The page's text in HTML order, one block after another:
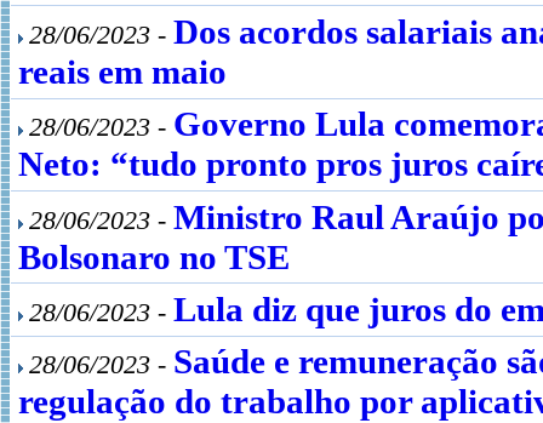
28/06/2023 - Dos acordos salariais
reais em maio
28/06/2023 - Governo Lula
Neto: “tudo pronto pros juros
28/06/2023 - Ministro Raul Araújo
Bolsonaro no TSE
28/06/2023 - Lula diz que juros do
28/06/2023 - Saúde e remuneração
regulação do trabalho por